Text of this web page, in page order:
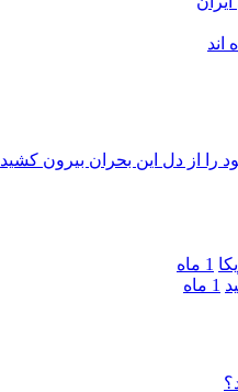
را از دل این بحران بیرون کشید
1 ماه
1 ماه